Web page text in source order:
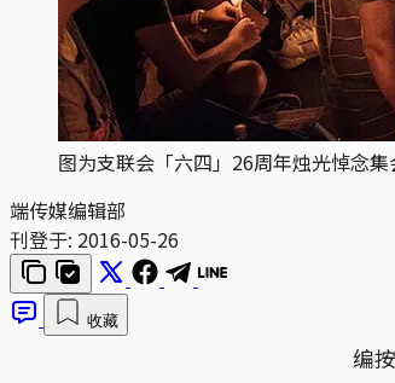
图为支联会「六四」26周年烛光悼念集
端传媒编辑部
刊登于: 2016-05-26
收藏
编